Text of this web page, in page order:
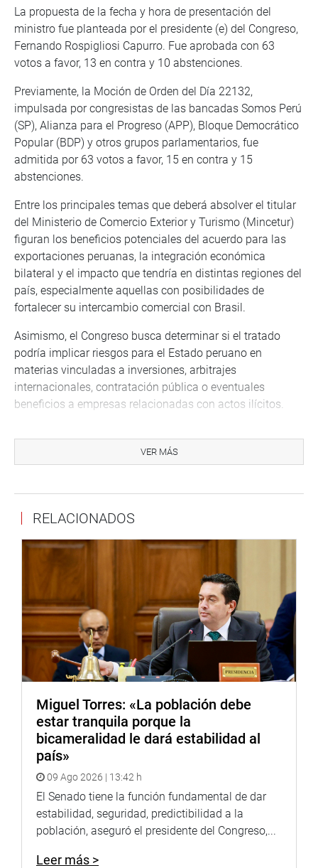
La propuesta de la fecha y hora de presentación del
ministro fue planteada por el presidente (e) del Congreso,
Fernando Rospigliosi Capurro. Fue aprobada con 63
votos a favor, 13 en contra y 10 abstenciones.
Previamente, la Moción de Orden del Día 22132,
impulsada por congresistas de las bancadas Somos Perú
(SP), Alianza para el Progreso (APP), Bloque Democrático
Popular (BDP) y otros grupos parlamentarios, fue
admitida por 63 votos a favor, 15 en contra y 15
abstenciones.
Entre los principales temas que deberá absolver el titular
del Ministerio de Comercio Exterior y Turismo (Mincetur)
figuran los beneficios potenciales del acuerdo para las
exportaciones peruanas, la integración económica
bilateral y el impacto que tendría en distintas regiones del
país, especialmente aquellas con posibilidades de
fortalecer su intercambio comercial con Brasil.
Asimismo, el Congreso busca determinar si el tratado
podría implicar riesgos para el Estado peruano en
materias vinculadas a inversiones, arbitrajes
internacionales, contratación pública o eventuales
beneficios a empresas relacionadas con actos ilícitos.
existencia de informes técnicos o jurídicos que sustenten
la paralización del proceso, así como las acciones que
Congresista Eduardo Salhuana sustenta moción
Durante la sustentación de la moción, el congresista
Eduardo Salhuana Cavides (bancada APP), uno de sus
principales impulsores, recordó que el Perú y Brasil
negociaron este acuerdo entre los años 2014 y 2016, en el
marco de una relación bilateral de más de 200 años.
“Brasil ha cumplido con todo el procedimiento
constitucional y remitió los expedientes al Perú para su
República. Sin embargo, desde esa fecha, los distintos
VER MÁS
RELACIONADOS
Miguel Torres: «La población debe
estar tranquila porque la
bicameralidad le dará estabilidad al
país»
09 Ago 2026 | 13:42 h
El Senado tiene la función fundamental de dar
estabilidad, seguridad, predictibilidad a la
población, aseguró el presidente del Congreso,...
Leer más >